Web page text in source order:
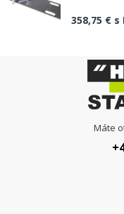
358,75 € s
Máte